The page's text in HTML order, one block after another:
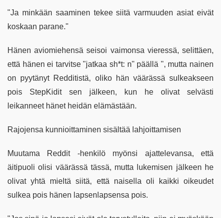
"Ja minkään saaminen tekee siitä varmuuden asiat eivät
koskaan parane."
Hänen aviomiehensä seisoi vaimonsa vieressä, selittäen,
että hänen ei tarvitse "jatkaa sh*t: n" päällä ", mutta nainen
on pyytänyt Redditistä, oliko hän väärässä sulkeakseen
pois StepKidit sen jälkeen, kun he olivat selvästi
leikanneet hänet heidän elämästään.
Rajojensa kunnioittaminen sisältää lahjoittamisen
Muutama Reddit -henkilö myönsi ajattelevansa, että
äitipuoli olisi väärässä tässä, mutta lukemisen jälkeen he
olivat yhtä mieltä siitä, että naisella oli kaikki oikeudet
sulkea pois hänen lapsenlapsensa pois.